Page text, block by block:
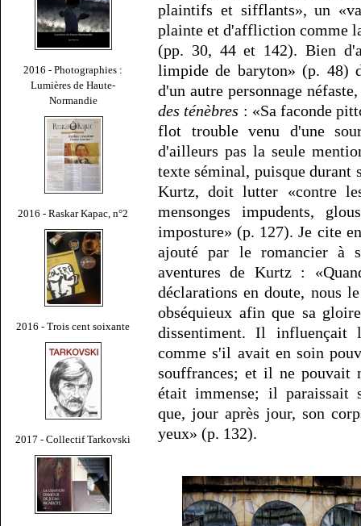
2016 - Photographies :
Lumières de Haute-
Normandie
2016 - Raskar Kapac, n°2
2016 - Trois cent soixante
2017 - Collectif Tarkovski
plaintifs et sifflants», un
plainte et d'affliction comme
(pp. 30, 44 et 142). Bien
limpide de baryton» (p. 48)
d'un autre personnage
des ténèbres : «Sa faconde
flot trouble venu d'une
d'ailleurs pas la seule
texte séminal, puisque durant
Kurtz, doit lutter «contre
mensonges impudents,
imposture» (p. 127). Je cite
ajouté par le romancier à
aventures de Kurtz :
déclarations en doute, nous
obséquieux afin que sa
dissentiment. Il influençait
comme s'il avait en soin
souffrances; et il ne pouvait
était immense; il paraissait
que, jour après jour, son
yeux» (p. 132).